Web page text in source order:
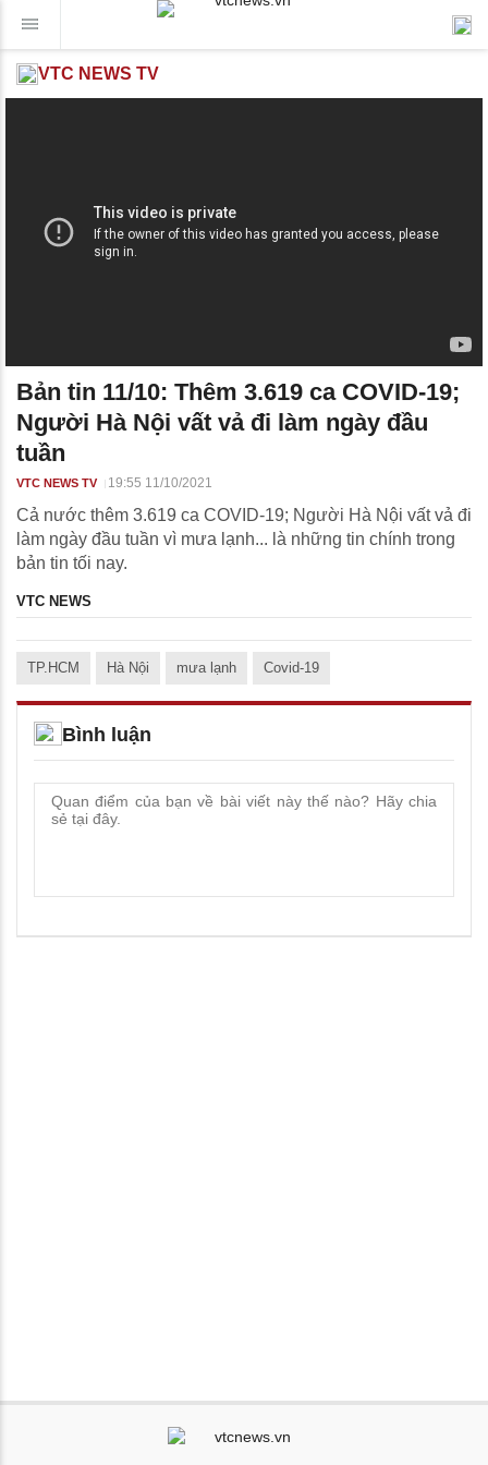
VTC NEWS TV
Bản tin 11/10: Thêm 3.619 ca COVID-19;
Người Hà Nội vất vả đi làm ngày đầu
tuần
VTC NEWS TV 19:55 11/10/2021
Cả nước thêm 3.619 ca COVID-19; Người Hà Nội vất vả đi
làm ngày đầu tuần vì mưa lạnh... là những tin chính trong
bản tin tối nay.
VTC NEWS
TP.HCM Hà Nội mưa lạnh Covid-19
Bình luận